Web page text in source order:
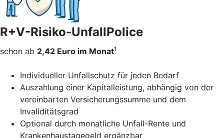
R+V-Risiko-UnfallPolice
schon ab 2,42 Euro im Monat1
Individueller Unfallschutz für jeden Bedarf
Auszahlung einer Kapitalleistung, abhängig von der
vereinbarten Versicherungssumme und dem
Invaliditätsgrad
Optional durch monatliche Unfall-Rente und
Krankenhaustagegeld ergänzbar